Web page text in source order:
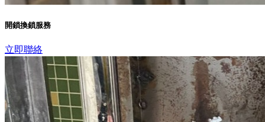
開鎖換鎖服務
立即聯絡